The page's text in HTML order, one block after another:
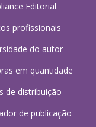
Editorial
profissionais
do autor
em quantidade
de distribuição
de publicação